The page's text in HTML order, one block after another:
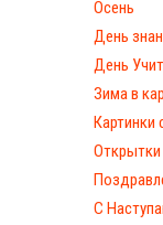
Осень
День
День
Зима в
Картинки
Открытки
С